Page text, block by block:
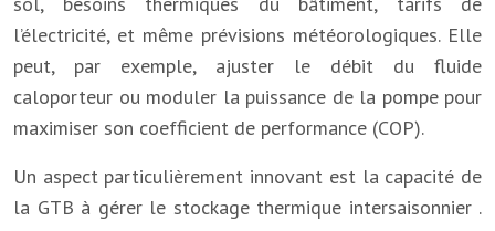
l’électricité, et même prévisions météorologiques. Elle
peut, par exemple, ajuster le débit du fluide
caloporteur ou moduler la puissance de la pompe pour
maximiser son coefficient de performance (COP).
Un aspect particulièrement innovant est la capacité de
la GTB à gérer le stockage thermique intersaisonnier .